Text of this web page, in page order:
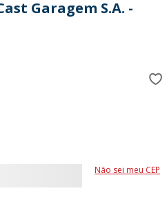
Garagem S.A. -
Não sei meu CEP
kpop